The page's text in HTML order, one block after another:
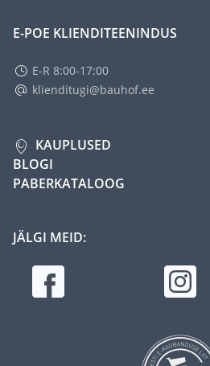
E-POE KLIENDITEENINDUS
E-R 8:00-17:00
klienditugi@bauhof.ee
KAUPLUSED
BLOGI
PABERKATALOOG
JÄLGI MEID: